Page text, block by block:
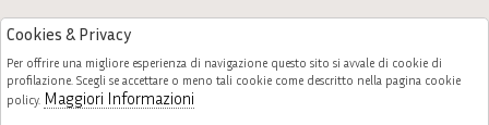
Cookies & Privacy
Per offrire una migliore esperienza di navigazione questo sito si avvale di cookie di
profilazione. Scegli se accettare o meno tali cookie come descritto nella pagina cookie
policy. Maggiori Informazioni